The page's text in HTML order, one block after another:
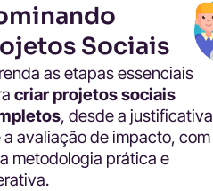
Sociais
as etapas essenciais
criar projetos sociais
, desde a justificativa
a avaliação de impacto, com
metodologia prática e